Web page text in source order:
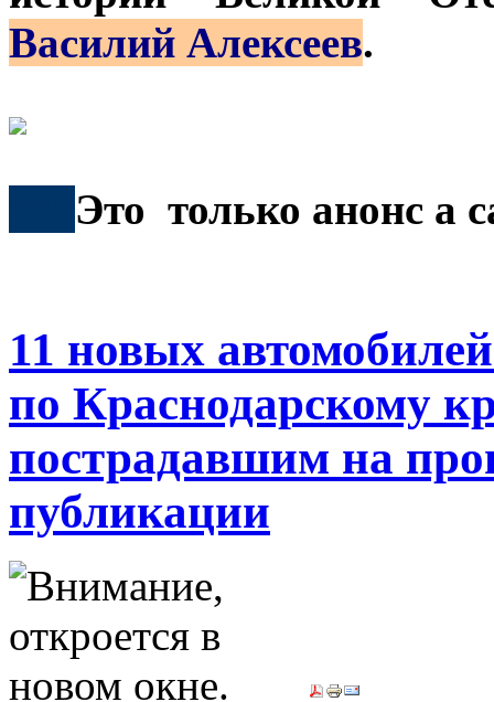
Василий Алексеев.
Это только анонс а
11 новых
по Краснодарскому
пострадавшим на
публикации